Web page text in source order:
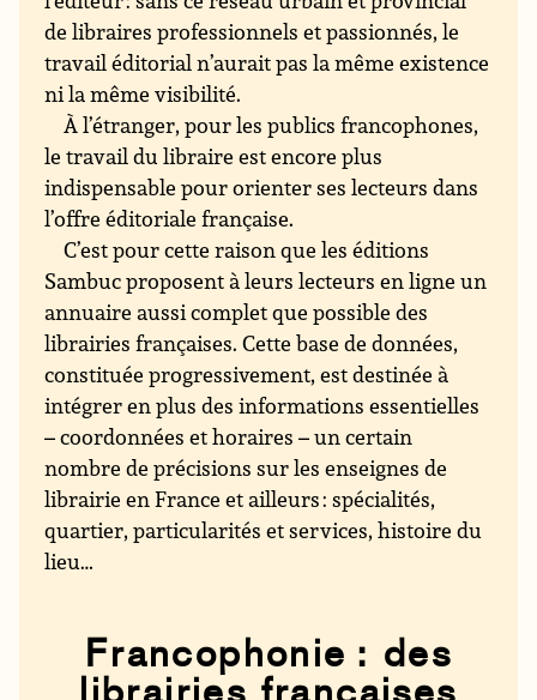
de libraires professionnels et passionnés, le
travail éditorial n’aurait pas la même existence
ni la même visibilité.
À l’étranger, pour les publics francophones,
le travail du libraire est encore plus
indispensable pour orienter ses lecteurs dans
l’offre éditoriale française.
C’est pour cette raison que les éditions
Sambuc proposent à leurs lecteurs en ligne un
annuaire aussi complet que possible des
librairies françaises. Cette base de données,
constituée progressivement, est destinée à
intégrer en plus des informations essentielles
– coordonnées et horaires – un certain
nombre de précisions sur les enseignes de
librairie en France et ailleurs : spécialités,
quartier, particularités et services, histoire du
lieu…
Francophonie : des